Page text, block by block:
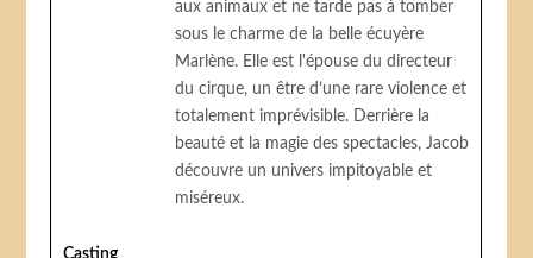
aux animaux et ne tarde pas à tomber
sous le charme de la belle écuyère
Marlène. Elle est l'épouse du directeur
du cirque, un être d’une rare violence et
totalement imprévisible. Derrière la
beauté et la magie des spectacles, Jacob
découvre un univers impitoyable et
miséreux.